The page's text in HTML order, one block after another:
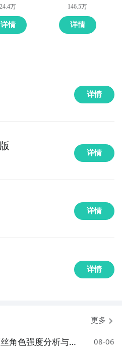
24.4万
详情
146.5万
详情
详情
详情
详情
详情
更多
角色强度分析与实
08-06